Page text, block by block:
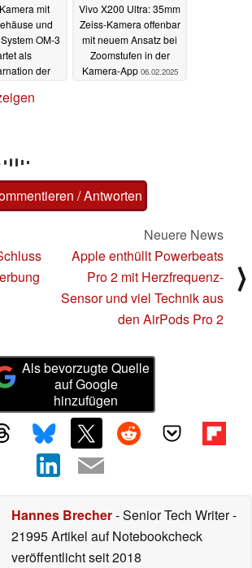
mit
und
OM-3
als
der
Vivo X200 Ultra: 35mm
Zeiss-Kamera offenbar
mit neuem Ansatz bei
Zoomstufen in der
Kamera-App 06.02.2025
/ Antworten
Neuere News
Apple enthüllt Powerbeats
Pro 2 mit Herzfrequenz-
Sensor und viel Technik aus
den AirPods Pro 2
⟩
Als bevorzugte Quelle
auf Google
hinzufügen
Hannes Brecher- Senior Tech Writer-
21995 Artikel auf Notebookcheck
veröffentlichtseit 2018